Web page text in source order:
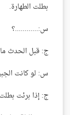
بطلت الطهارة.
س:............؟
ج: قبل الحدث
س: لو كانت
ج: إذا برئت بطلت